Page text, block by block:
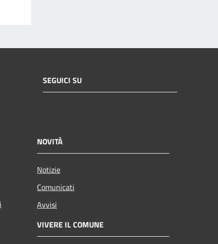
SEGUICI SU
NOVITÀ
Notizie
Comunicati
Avvisi
VIVERE IL COMUNE